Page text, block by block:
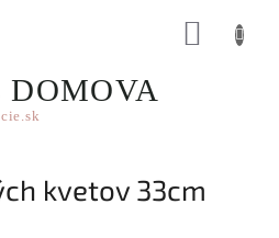
kvetov 33cm